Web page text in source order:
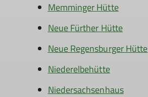
Memminger Hütte
Neue Fürther Hütte
Neue Regensburger Hütte
Niederelbehütte
Niedersachsenhaus